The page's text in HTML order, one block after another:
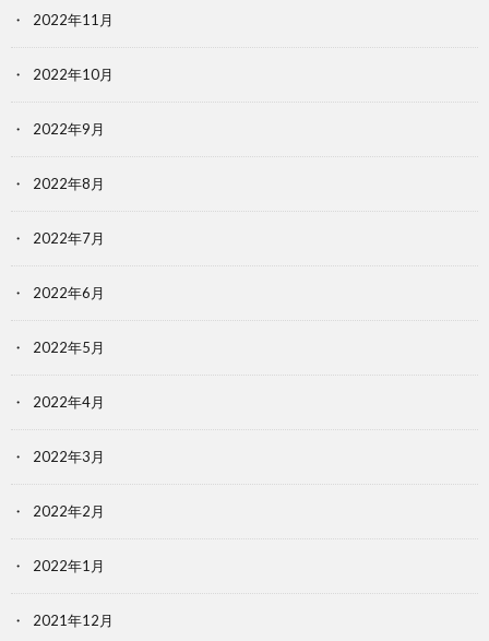
2022年11月
2022年10月
2022年9月
2022年8月
2022年7月
2022年6月
2022年5月
2022年4月
2022年3月
2022年2月
2022年1月
2021年12月